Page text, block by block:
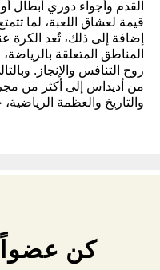
القدم وأجواء دوري أبطال
قيمة لعشاق اللعبة، لما
إضافة إلى ذلك، تُعد الكرة
المناطق المتعلقة
روح التنافس والإنجاز.
من أديداس إلى أكثر من
والتاريخ والعظمة
كن